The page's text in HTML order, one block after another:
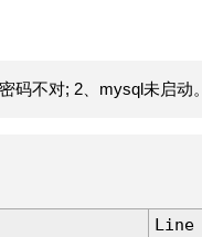
码不对; 2、mysql未启动。
Line